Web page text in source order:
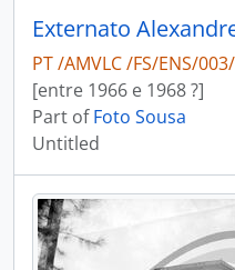
Externato
PT /AMVLC /FS/ENS/
[entre 1966 e 1968 ?]
Part ofFoto Sousa
Untitled